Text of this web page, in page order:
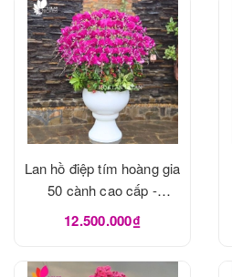
Lan hồ điệp tím hoàng gia
50 cành cao cấp -
LHD1182
12.500.000₫